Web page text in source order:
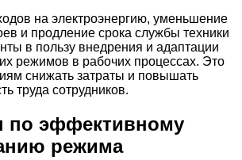
на электроэнергию, уменьшение
и продление срока службы техники
в пользу внедрения и адаптации
режимов в рабочих процессах. Это
снижать затраты и повышать
труда сотрудников.
по эффективному
режима